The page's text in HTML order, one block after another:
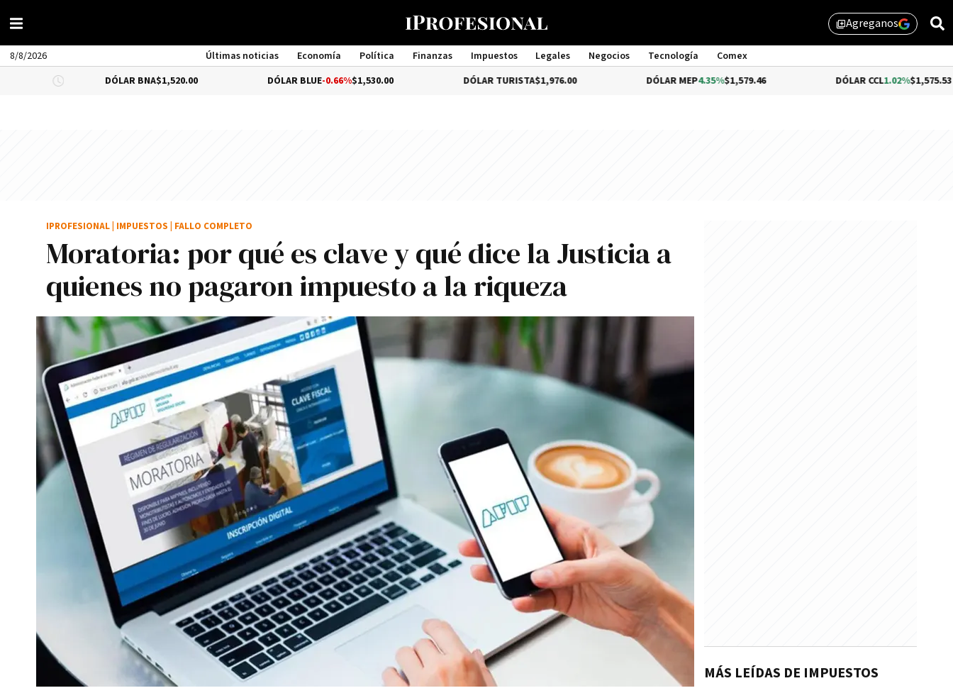
library_addAgreganos
8/8/2026 Últimas noticias Economía Política Finanzas Impuestos Legales Negocios Tecnología
Comex
Management
DÓLAR BNA
$1,520.00 -0.66%$1,530.00 DÓLAR TURISTA$1,976.00 4.35%$1,579.46 1.02%$1,575.53
Moratoria: por qué es clave y qué dice la Justicia a
quienes no pagaron impuesto a la riqueza
IPROFESIONAL IMPUESTOS FALLO COMPLETO
MÁS LEÍDAS DE IMPUESTOS